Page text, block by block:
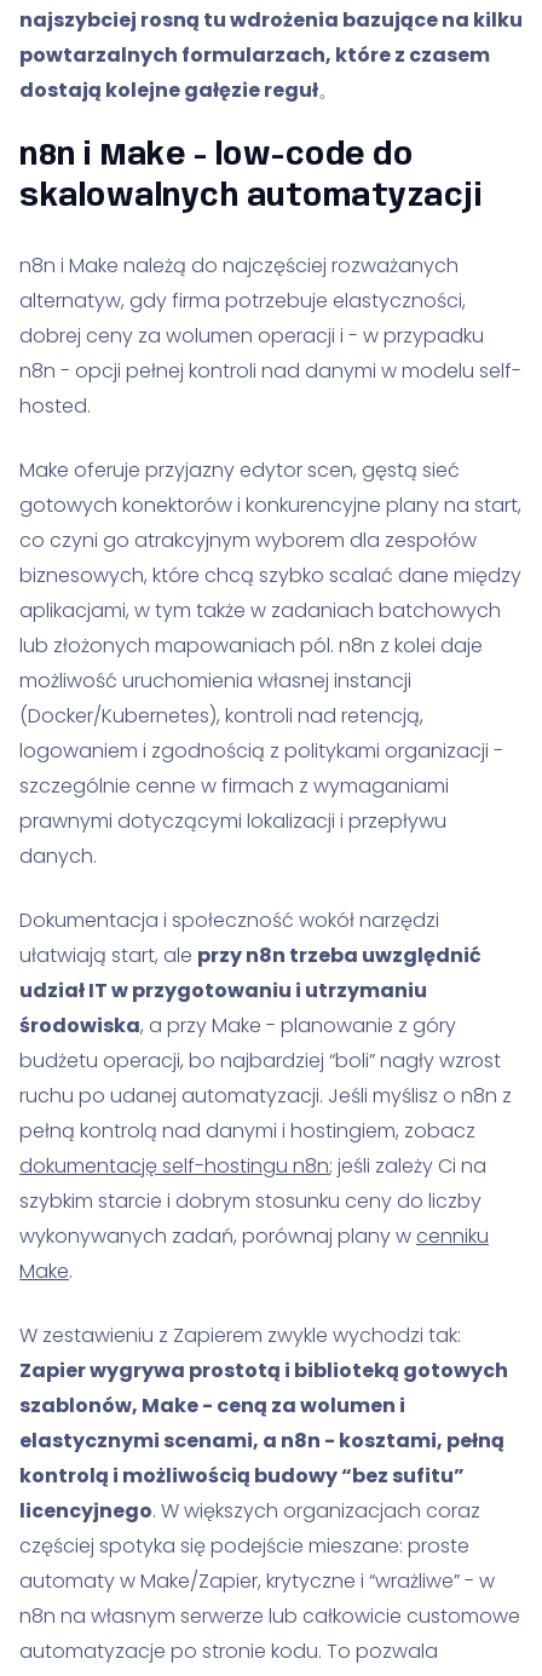
najszybciej rosną tu wdrożenia bazujące na kilku
powtarzalnych formularzach, które z czasem
dostają kolejne gałęzie reguł。
n8n i Make - low-code do
skalowalnych automatyzacji
n8n i Make należą do najczęściej rozważanych
alternatyw, gdy firma potrzebuje elastyczności,
dobrej ceny za wolumen operacji i - w przypadku
n8n - opcji pełnej kontroli nad danymi w modelu self-
hosted.
Make oferuje przyjazny edytor scen, gęstą sieć
gotowych konektorów i konkurencyjne plany na start,
co czyni go atrakcyjnym wyborem dla zespołów
biznesowych, które chcą szybko scalać dane między
aplikacjami, w tym także w zadaniach batchowych
lub złożonych mapowaniach pól. n8n z kolei daje
możliwość uruchomienia własnej instancji
(Docker/Kubernetes), kontroli nad retencją,
logowaniem i zgodnością z politykami organizacji -
szczególnie cenne w firmach z wymaganiami
prawnymi dotyczącymi lokalizacji i przepływu
danych.
Dokumentacja i społeczność wokół narzędzi
ułatwiają start, ale przy n8n trzeba uwzględnić
udział IT w przygotowaniu i utrzymaniu
środowiska, a przy Make - planowanie z góry
budżetu operacji, bo najbardziej “boli” nagły wzrost
ruchu po udanej automatyzacji. Jeśli myślisz o n8n z
pełną kontrolą nad danymi i hostingiem, zobacz
dokumentację self-hostingu n8n; jeśli zależy Ci na
szybkim starcie i dobrym stosunku ceny do liczby
wykonywanych zadań, porównaj plany wcenniku
Make.
W zestawieniu z Zapierem zwykle wychodzi tak:
Zapier wygrywa prostotą i biblioteką gotowych
szablonów, Make - ceną za wolumen i
elastycznymi scenami, a n8n - kosztami, pełną
kontrolą i możliwością budowy “bez sufitu”
licencyjnego. W większych organizacjach coraz
częściej spotyka się podejście mieszane: proste
automaty w Make/Zapier, krytyczne i “wrażliwe” - w
n8n na własnym serwerze lub całkowicie customowe
automatyzacje po stronie kodu. To pozwala